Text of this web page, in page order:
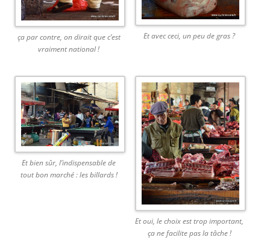
ça par contre, on dirait que c’est
vraiment national !
Et avec ceci, un peu de gras ?
Et bien sûr, l’indispensable de
tout bon marché : les billards !
Et oui, le choix est trop important,
ça ne facilite pas la tâche !